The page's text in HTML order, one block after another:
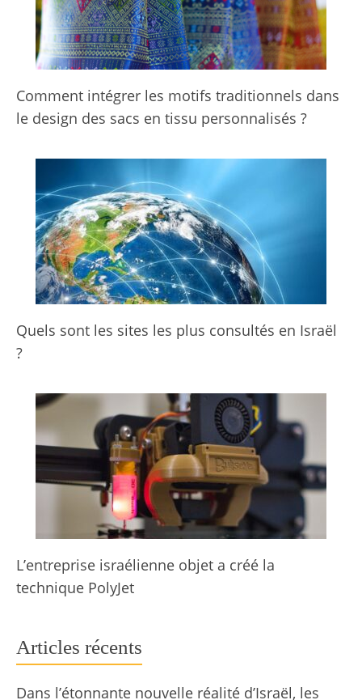
Comment intégrer les motifs traditionnels dans
le design des sacs en tissu personnalisés ?
Quels sont les sites les plus consultés en Israël
?
L’entreprise israélienne objet a créé la
technique PolyJet
Articles récents
Dans l’étonnante nouvelle réalité d’Israël, les